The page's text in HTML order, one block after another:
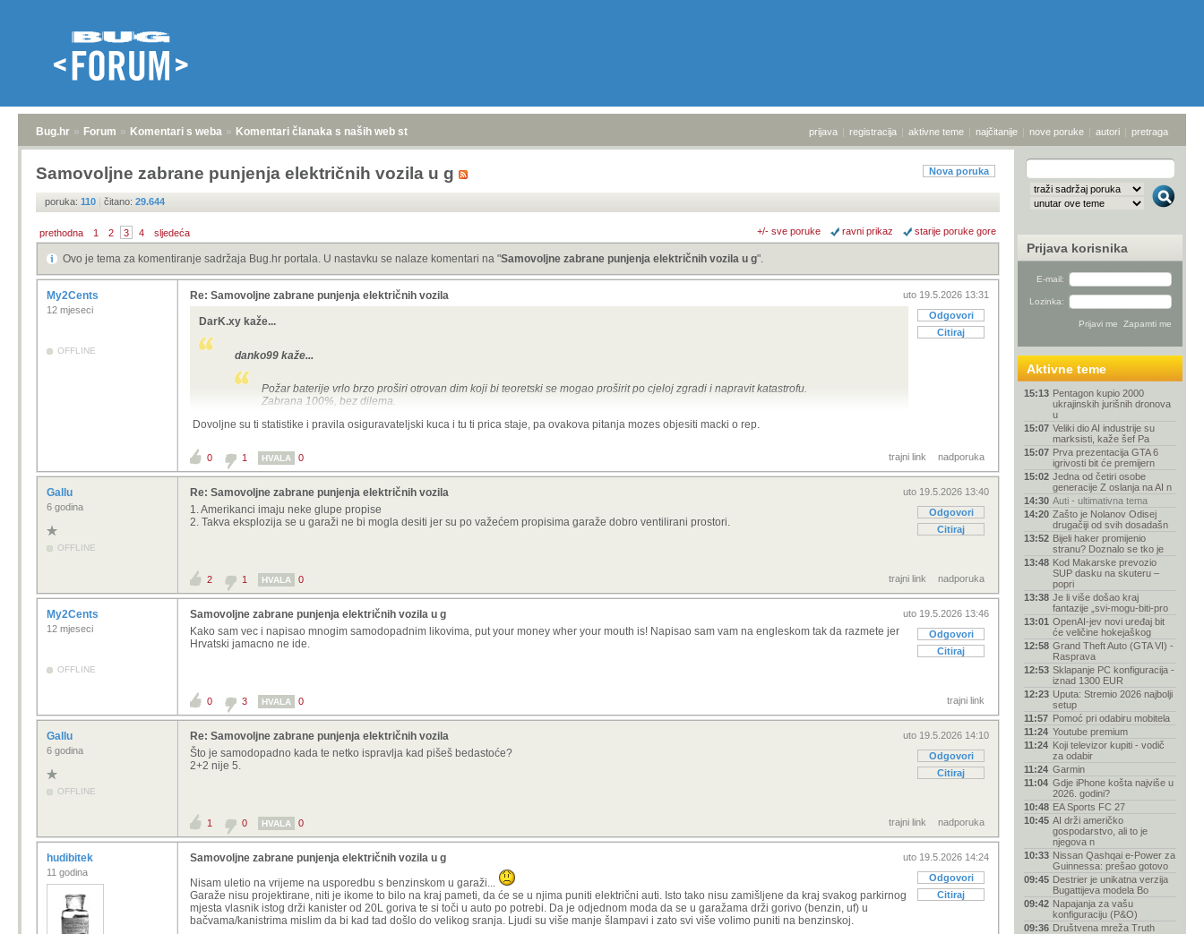
Bug.hr » Forum » Komentari s weba » Komentari članaka s naših web stranica prijava | registracija | aktivne teme | najčitanije | nove poruke | autori | pretraga
Nova poruka
Samovoljne zabrane punjenja električnih vozila u g
poruka: 110 | čitano: 29.644
prethodna 1 2 3 4 sljedeća +/- sve poruke ravni prikaz starije poruke gore
Ovo je tema za komentiranje sadržaja Bug.hr portala. U nastavku se nalaze komentari na "Samovoljne zabrane punjenja električnih vozila u g".
My2Cents
12 mjeseci
OFFLINE
uto 19.5.2026 13:31
Odgovori
Citiraj
Re: Samovoljne zabrane punjenja električnih vozila
DarK.xy kaže...
danko99 kaže...
Požar baterije vrlo brzo proširi otrovan dim koji bi teoretski se mogao proširit po cjeloj zgradi i napravit katastrofu.
Zabrana 100%, bez dilema.
Dovoljne su ti statistike i pravila osiguravateljski kuca i tu ti prica staje, pa ovakova pitanja mozes objesiti macki o rep.
trajni link nadporuka
0 1 HVALA 0
Gallu
6 godina
OFFLINE
uto 19.5.2026 13:40
Odgovori
Citiraj
Re: Samovoljne zabrane punjenja električnih vozila
1. Amerikanci imaju neke glupe propise
2. Takva eksplozija se u garaži ne bi mogla desiti jer su po važećem propisima garaže dobro ventilirani prostori.
trajni link nadporuka
2 1 HVALA 0
My2Cents
12 mjeseci
OFFLINE
uto 19.5.2026 13:46
Odgovori
Citiraj
Samovoljne zabrane punjenja električnih vozila u g
Kako sam vec i napisao mnogim samodopadnim likovima, put your money wher your mouth is! Napisao sam vam na engleskom tak da razmete jer
Hrvatski jamacno ne ide.
trajni link
0 3 HVALA 0
Gallu
6 godina
OFFLINE
uto 19.5.2026 14:10
Odgovori
Citiraj
Re: Samovoljne zabrane punjenja električnih vozila
Što je samodopadno kada te netko ispravlja kad pišeš bedastoće?
2+2 nije 5.
trajni link nadporuka
1 0 HVALA 0
hudibitek
11 godina
uto 19.5.2026 14:24
Odgovori
Citiraj
Samovoljne zabrane punjenja električnih vozila u g
Nisam uletio na vrijeme na usporedbu s benzinskom u garaži...
Garaže nisu projektirane, niti je ikome to bilo na kraj pameti, da će se u njima puniti električni auti. Isto tako nisu zamišljene da kraj svakog parkirnog
mjesta vlasnik istog drži kanister od 20L goriva te si toči u auto po potrebi. Da je odjednom moda da se u garažama drži gorivo (benzin, uf) u
bačvama/kanistrima mislim da bi kad tad došlo do velikog sranja. Ljudi su više manje šlampavi i zato svi više volimo puniti na benzinskoj.
Prijava korisnika
E-mail:
Lozinka:
Aktivne teme
15:13 Pentagon kupio 2000
ukrajinskih jurišnih dronova
u
15:07 Veliki dio AI industrije su
marksisti, kaže šef Pa
15:07 Prva prezentacija GTA 6
igrivosti bit će premijern
15:02 Jedna od četiri osobe
generacije Z oslanja na AI n
14:30 Auti - ultimativna tema
14:20 Zašto je Nolanov Odisej
drugačiji od svih dosadašn
13:52 Bijeli haker promijenio
stranu? Doznalo se tko je
13:48 Kod Makarske prevozio
SUP dasku na skuteru –
popri
13:38 Je li više došao kraj
fantazije „svi-mogu-biti-pro
13:01 OpenAI-jev novi uređaj bit
će veličine hokejaškog
12:58 Grand Theft Auto (GTA VI) -
Rasprava
12:53 Sklapanje PC konfiguracija -
iznad 1300 EUR
12:23 Uputa: Stremio 2026 najbolji
setup
11:57 Pomoć pri odabiru mobitela
11:24 Youtube premium
11:24 Koji televizor kupiti - vodič
za odabir
11:24 Garmin
11:04 Gdje iPhone košta najviše u
2026. godini?
10:48 EA Sports FC 27
10:45 AI drži američko
gospodarstvo, ali to je
njegova n
10:33 Nissan Qashqai e-Power za
Guinnessa: prešao gotovo
09:45 Destrier je unikatna verzija
Bugattijeva modela Bo
09:42 Napajanja za vašu
konfiguraciju (P&O)
09:36 Društvena mreža Truth